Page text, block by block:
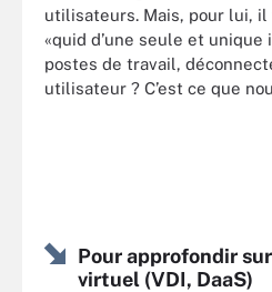
utilisateurs. Mais, pour lui,
«quid d’une seule et unique
postes de travail,
utilisateur ? C’est ce que
Pour approfondir
virtuel (VDI, DaaS)